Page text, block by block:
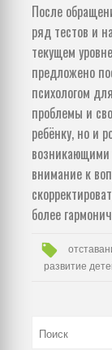
После
ряд тестов и
текущем
предложено
психологом
проблемы и
ребёнку, но и
внимание к
более
развитие